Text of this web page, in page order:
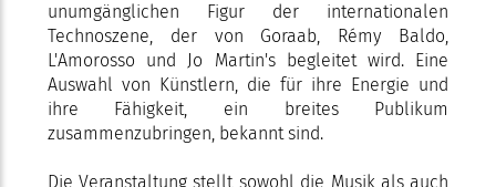
unumgänglichen Figur der internationalen
Technoszene, der von Goraab, Rémy Baldo,
L'Amorosso und Jo Martin's begleitet wird. Eine
Auswahl von Künstlern, die für ihre Energie und
ihre Fähigkeit, ein breites Publikum
zusammenzubringen, bekannt sind.
Die Veranstaltung stellt sowohl die Musik als auch